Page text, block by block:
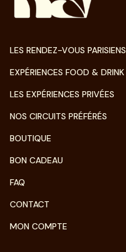
LES RENDEZ-VOUS PARISIENS
EXPÉRIENCES FOOD & DRINK
LES EXPÉRIENCES PRIVÉES
NOS CIRCUITS PRÉFÉRÉS
BOUTIQUE
BON CADEAU
FAQ
CONTACT
MON COMPTE